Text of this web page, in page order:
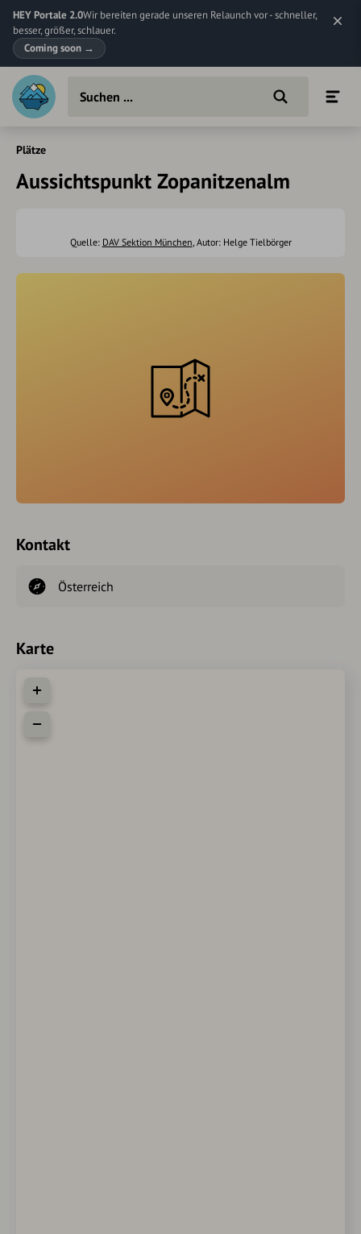
HEY Portale 2.0Wir bereiten gerade unseren Relaunch vor - schneller,
besser, größer, schlauer.
Coming soon →
Plätze
Aussichtspunkt Zopanitzenalm
Quelle: DAV Sektion München, Autor: Helge Tielbörger
Kontakt
Österreich
Karte